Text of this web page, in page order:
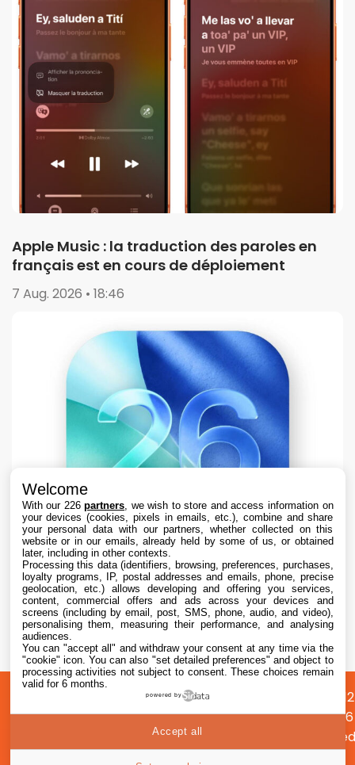
Apple Music : la traduction des paroles en
français est en cours de déploiement
7 Aug. 2026 • 18:46
Apple teste iOS 26.6.1 sur iPhone pour des
correctifs
7 Aug. 2026 • 16:35
propos
Préférences
cookies
Confidentialité
©
2026
Welcome
With our 226partners , we wish to store and access information on
your devices (cookies, pixels in emails, etc.), combine and share
your personal data with our partners, whether collected on this
website or in our emails, already held by some of us, or obtained
later, including in other contexts.
Processing this data (identifiers, browsing, preferences, purchases,
loyalty programs, IP, postal addresses and emails, phone, precise
geolocation, etc.) allows developing and offering you services,
content, commercial offers and ads across your devices and
screens (including by email, post, SMS, phone, audio, and video),
personalising them, measuring their performance, and analysing
audiences.
You can "accept all" and withdraw your consent at any time via the
"cookie" icon. You can also "set detailed preferences" and object to
processing activities not subject to consent. These choices remain
valid for 6 months.
powered by
Accept all